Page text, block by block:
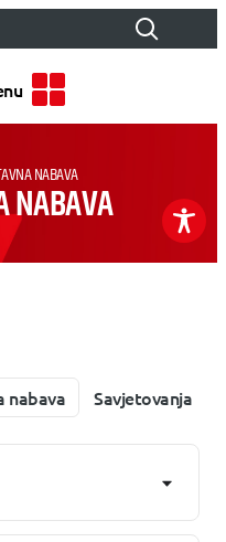
NABAVA
NABAVA
nabava Savjetovanja